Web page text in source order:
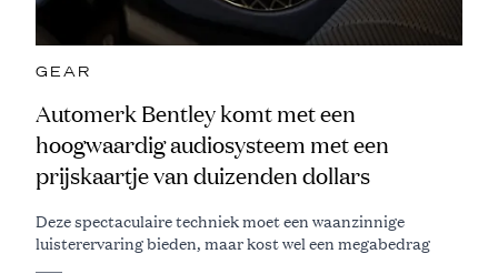
GEAR
Automerk Bentley komt met een
hoogwaardig audiosysteem met een
prijskaartje van duizenden dollars
Deze spectaculaire techniek moet een waanzinnige
luisterervaring bieden, maar kost wel een megabedrag